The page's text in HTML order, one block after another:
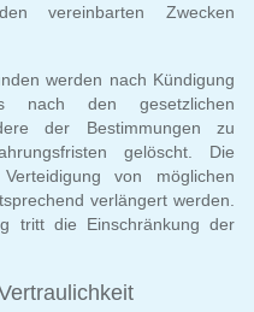
vereinbarten Zwecken
werden nach Kündigung
nach den gesetzlichen
der Bestimmungen zu
gelöscht. Die
von möglichen
verlängert werden.
tritt die Einschränkung der